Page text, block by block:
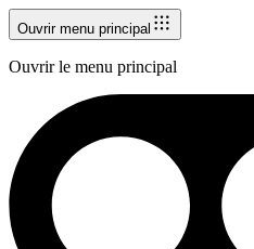
Ouvrir menu principal
Ouvrir le menu principal